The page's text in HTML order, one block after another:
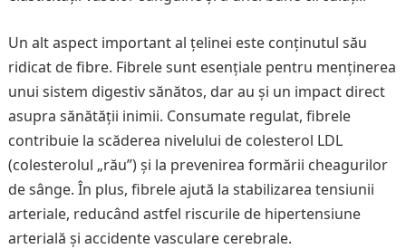
Un alt aspect important al țelinei este conținutul său
ridicat de fibre. Fibrele sunt esențiale pentru menținerea
unui sistem digestiv sănătos, dar au și un impact direct
asupra sănătății inimii. Consumate regulat, fibrele
contribuie la scăderea nivelului de colesterol LDL
(colesterolul „rău”) și la prevenirea formării cheagurilor
de sânge. În plus, fibrele ajută la stabilizarea tensiunii
arteriale, reducând astfel riscurile de hipertensiune
arterială și accidente vasculare cerebrale.